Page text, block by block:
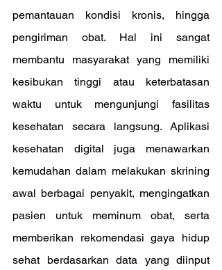
pemantauan kondisi kronis, hingga
pengiriman obat. Hal ini sangat
membantu masyarakat yang memiliki
kesibukan tinggi atau keterbatasan
waktu untuk mengunjungi fasilitas
kesehatan secara langsung. Aplikasi
kesehatan digital juga menawarkan
kemudahan dalam melakukan skrining
awal berbagai penyakit, mengingatkan
pasien untuk meminum obat, serta
memberikan rekomendasi gaya hidup
sehat berdasarkan data yang diinput